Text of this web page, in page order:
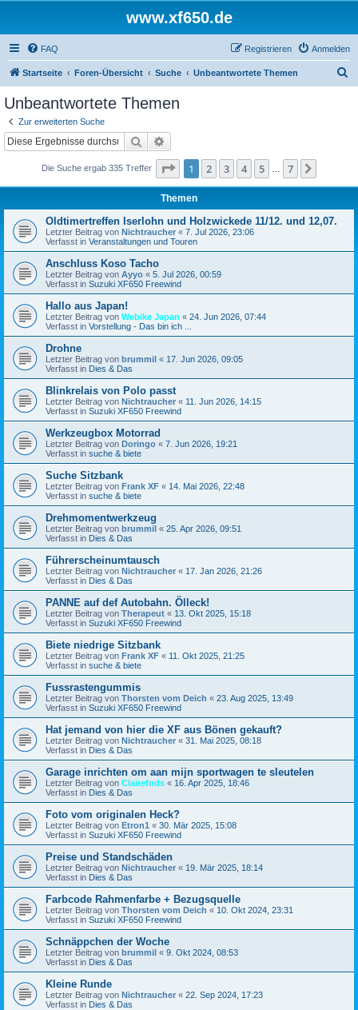
www.xf650.de
FAQ Anmelden
Registrieren
Startseite Foren-Übersicht Suche Unbeantwortete Themen
Unbeantwortete Themen
Zur erweiterten Suche
Suche
Die Suche ergab 335 Treffer Seite 1von
1 2 3 4 5 7
Themen
Oldtimertreffen Iserlohn und Holzwickede 11/12. und 12,07.
Letzter Beitrag von Nichtraucher « 7. Jul 2026, 23:06
Verfasst in Veranstaltungen und Touren
Anschluss Koso Tacho
Letzter Beitrag von Ayyo « 5. Jul 2026, 00:59
Verfasst in Suzuki XF650 Freewind
Hallo aus Japan!
Letzter Beitrag von Webike Japan « 24. Jun 2026, 07:44
Verfasst in Vorstellung - Das bin ich ...
Drohne
Letzter Beitrag von brummil « 17. Jun 2026, 09:05
Verfasst in Dies & Das
Blinkrelais von Polo passt
Letzter Beitrag von Nichtraucher « 11. Jun 2026, 14:15
Verfasst in Suzuki XF650 Freewind
Werkzeugbox Motorrad
Letzter Beitrag von Doringo « 7. Jun 2026, 19:21
Verfasst in suche & biete
Suche Sitzbank
Letzter Beitrag von Frank XF « 14. Mai 2026, 22:48
Verfasst in suche & biete
Drehmomentwerkzeug
Letzter Beitrag von brummil « 25. Apr 2026, 09:51
Verfasst in Dies & Das
Führerscheinumtausch
Letzter Beitrag von Nichtraucher « 17. Jan 2026, 21:26
Verfasst in Dies & Das
PANNE auf def Autobahn. Ölleck!
Letzter Beitrag von Therapeut « 13. Okt 2025, 15:18
Verfasst in Suzuki XF650 Freewind
Biete niedrige Sitzbank
Letzter Beitrag von Frank XF « 11. Okt 2025, 21:25
Verfasst in suche & biete
Fussrastengummis
Letzter Beitrag von Thorsten vom Deich « 23. Aug 2025, 13:49
Verfasst in Suzuki XF650 Freewind
Hat jemand von hier die XF aus Bönen gekauft?
Letzter Beitrag von Nichtraucher « 31. Mai 2025, 08:18
Verfasst in Dies & Das
Garage inrichten om aan mijn sportwagen te sleutelen
Letzter Beitrag von Clairefnds « 16. Apr 2025, 18:46
Verfasst in Dies & Das
Foto vom originalen Heck?
Letzter Beitrag von Etron1 « 30. Mär 2025, 15:08
Verfasst in Suzuki XF650 Freewind
Preise und Standschäden
Letzter Beitrag von Nichtraucher « 19. Mär 2025, 18:14
Verfasst in Dies & Das
Farbcode Rahmenfarbe + Bezugsquelle
Letzter Beitrag von Thorsten vom Deich « 10. Okt 2024, 23:31
Verfasst in Suzuki XF650 Freewind
Schnäppchen der Woche
Letzter Beitrag von brummil « 9. Okt 2024, 08:53
Verfasst in Dies & Das
Kleine Runde
Letzter Beitrag von Nichtraucher « 22. Sep 2024, 17:23
Verfasst in Dies & Das